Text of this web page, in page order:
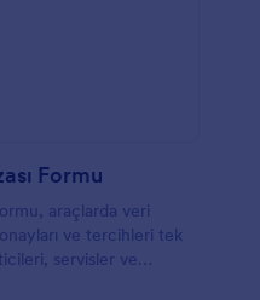
Formu
araçlarda veri
ve tercihleri tek
servisler ve